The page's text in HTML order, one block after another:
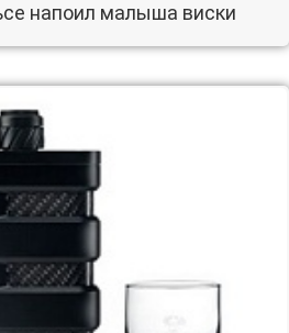
напоил малыша виски